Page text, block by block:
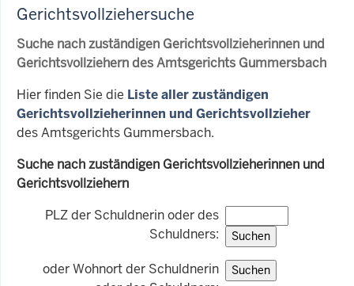
Gerichtsvollziehersuche
Suche nach zuständigen Gerichtsvollzieherinnen und
Gerichtsvollziehern des Amtsgerichts Gummersbach
Hier finden Sie die Liste aller zuständigen
Gerichtsvollzieherinnen und Gerichtsvollzieher
des Amtsgerichts Gummersbach.
Suche nach zuständigen Gerichtsvollzieherinnen und
Gerichtsvollziehern
PLZ der Schuldnerin oder des
Schuldners:
oder Wohnort der Schuldnerin